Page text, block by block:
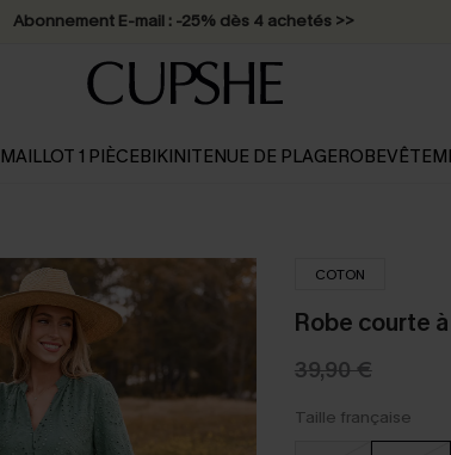
Abonnement E-mail : -25% dès 4 achetés >>
MAILLOT 1 PIÈCEBIKINITENUE DE PLAGEROBE
COTON
Robe courte
39,90 €
Taille française